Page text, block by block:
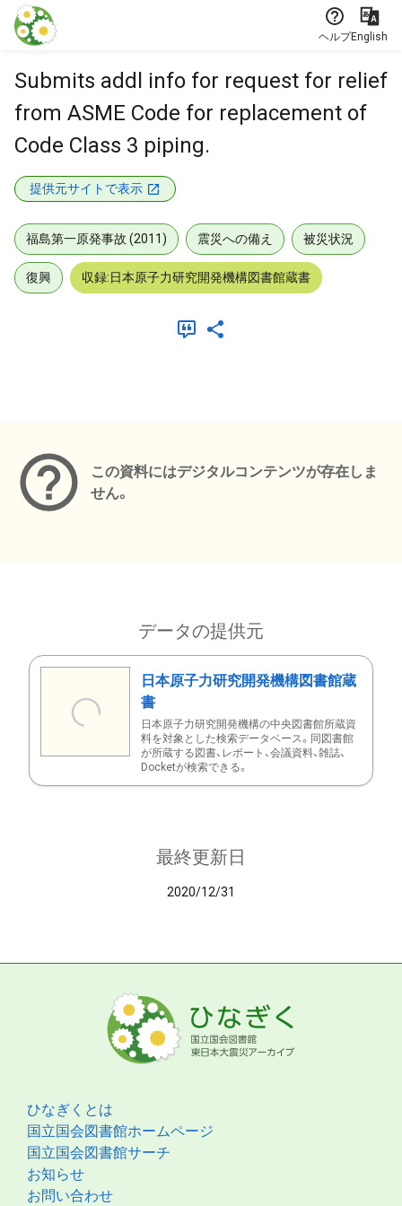
本文に飛ぶ
ヘルプEnglish
Submits addl info for request for relief
from ASME Code for replacement of
Code Class 3 piping.
提供元サイトで表示
福島第一原発事故 (2011) 震災への備え 被災状況
復興 収録:日本原子力研究開発機構図書館蔵書
この資料にはデジタルコンテンツが存在しま
せん。
データの提供元
日本原子力研究開発機構図書館蔵
書
日本原子力研究開発機構の中央図書館所蔵資
料を対象とした検索データベース。同図書館
が所蔵する図書、レポート、会議資料、雑誌、
Docketが検索できる。
最終更新日
2020/12/31
ひなぎくとは
国立国会図書館ホームページ
国立国会図書館サーチ
お知らせ
お問い合わせ